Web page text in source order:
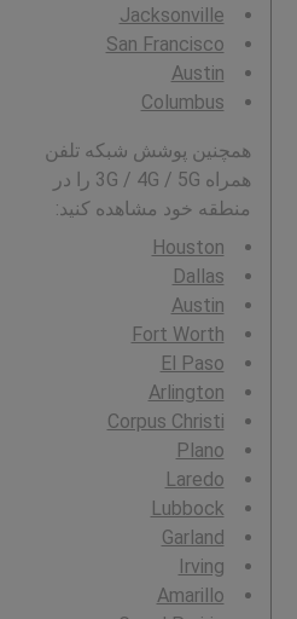
Jacksonville
San Francisco
Austin
Columbus
همچنین پوشش شبکه تلفن
همراه 3G / 4G / 5G را در
منطقه خود مشاهده کنید:
Houston
Dallas
Austin
Fort Worth
El Paso
Arlington
Corpus Christi
Plano
Laredo
Lubbock
Garland
Irving
Amarillo